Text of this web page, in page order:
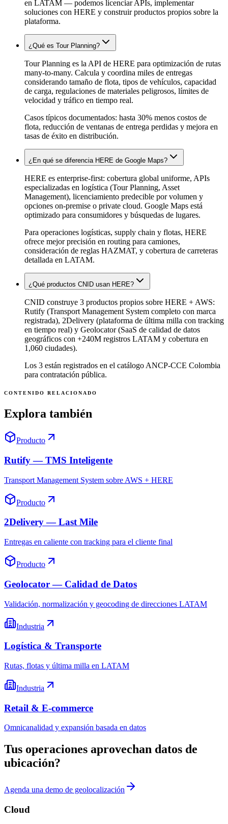
en LATAM — podemos licenciar APIs, implementar
soluciones con HERE y construir productos propios sobre la
plataforma.
¿Qué es Tour Planning?
Tour Planning es la API de HERE para optimización de rutas
many-to-many. Calcula y coordina miles de entregas
considerando tamaño de flota, tipos de vehículos, capacidad
de carga, regulaciones de materiales peligrosos, límites de
velocidad y tráfico en tiempo real.
Casos típicos documentados: hasta 30% menos costos de
flota, reducción de ventanas de entrega perdidas y mejora en
tasas de éxito en distribución.
¿En qué se diferencia HERE de Google Maps?
HERE es enterprise-first: cobertura global uniforme, APIs
especializadas en logística (Tour Planning, Asset
Management), licenciamiento predecible por volumen y
opciones on-premise o private cloud. Google Maps está
optimizado para consumidores y búsquedas de lugares.
Para operaciones logísticas, supply chain y flotas, HERE
ofrece mejor precisión en routing para camiones,
consideración de reglas HAZMAT, y cobertura de carreteras
detallada en LATAM.
¿Qué productos CNID usan HERE?
CNID construye 3 productos propios sobre HERE + AWS:
Rutify (Transport Management System completo con marca
registrada), 2Delivery (plataforma de última milla con tracking
en tiempo real) y Geolocator (SaaS de calidad de datos
geográficos con +240M registros LATAM y cobertura en
1,060 ciudades).
Los 3 están registrados en el catálogo ANCP-CCE Colombia
para contratación pública.
CONTENIDO RELACIONADO
Explora también
Producto
Rutify — TMS Inteligente
Transport Management System sobre AWS + HERE
Producto
2Delivery — Last Mile
Entregas en caliente con tracking para el cliente final
Producto
Geolocator — Calidad de Datos
Validación, normalización y geocoding de direcciones LATAM
Industria
Logística & Transporte
Rutas, flotas y última milla en LATAM
Industria
Retail & E-commerce
Omnicanalidad y expansión basada en datos
Tus operaciones aprovechan datos de
ubicación?
Agenda una demo de geolocalización
Cloud